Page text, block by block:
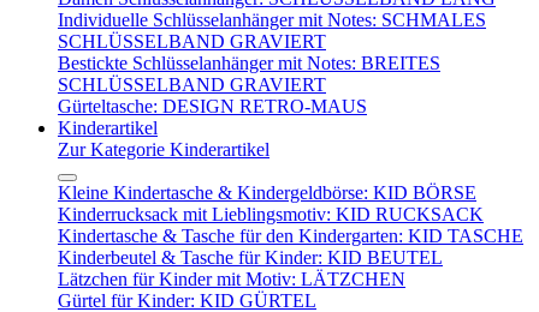
Individuelle Schlüsselanhänger mit Notes: SCHMALES
SCHLÜSSELBAND GRAVIERT
Bestickte Schlüsselanhänger mit Notes: BREITES
SCHLÜSSELBAND GRAVIERT
Gürteltasche: DESIGN RETRO-MAUS
Kinderartikel
Zur Kategorie Kinderartikel
Kleine Kindertasche & Kindergeldbörse: KID BÖRSE
Kinderrucksack mit Lieblingsmotiv: KID RUCKSACK
Kindertasche & Tasche für den Kindergarten: KID TASCHE
Kinderbeutel & Tasche für Kinder: KID BEUTEL
Lätzchen für Kinder mit Motiv: LÄTZCHEN
Gürtel für Kinder: KID GÜRTEL